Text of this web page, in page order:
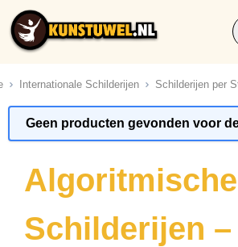
Ga naar de inhoud
Internationale Schilderijen Schilderijen per
Geen producten gevonden voor
Algoritmische
Schilderijen –